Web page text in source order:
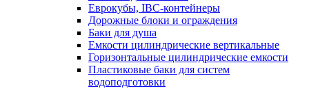
Еврокубы, IBC-контейнеры
Дорожные блоки и ограждения
Баки для душа
Емкости цилиндрические вертикальные
Горизонтальные цилиндрические емкости
Пластиковые баки для систем
водоподготовки